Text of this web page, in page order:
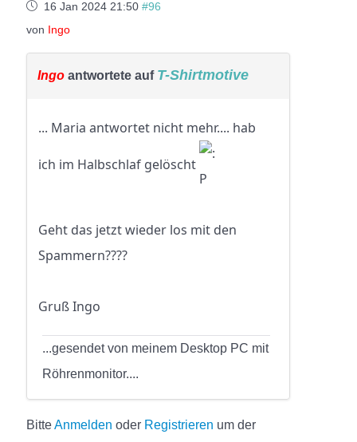
16 Jan 2024 21:50 #96
von
Ingo
Ingo antwortete auf T-Shirtmotive
... Maria antwortet nicht mehr.... hab
ich im Halbschlaf gelöscht
Geht das jetzt wieder los mit den
Spammern????
Gruß Ingo
...gesendet von meinem Desktop PC mit
Röhrenmonitor....
BitteAnmelden oder Registrieren um der